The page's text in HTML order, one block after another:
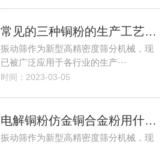
常见的三种铜粉的生产工艺流程？振动筛分设备在什么环节？
振动筛作为新型高精密度筛分机械，现
已被广泛应用于各行业的生产···
时间：2023-03-05
电解铜粉仿金铜合金粉用什么振动筛分设备？
振动筛作为新型高精密度筛分机械，现